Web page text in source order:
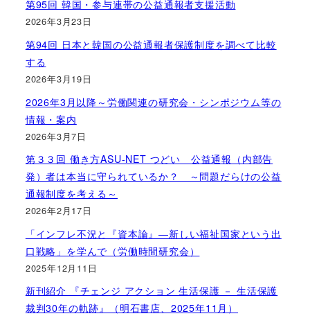
第95回 韓国・参与連帯の公益通報者支援活動
2026年3月23日
第94回 日本と韓国の公益通報者保護制度を調べて比較
する
2026年3月19日
2026年3月以降～労働関連の研究会・シンポジウム等の
情報・案内
2026年3月7日
第３３回 働き方ASU-NET つどい 公益通報（内部告
発）者は本当に守られているか？ ～問題だらけの公益
通報制度を考える～
2026年2月17日
「インフレ不況と『資本論』―新しい福祉国家という出
口戦略」を学んで（労働時間研究会）
2025年12月11日
新刊紹介 『チェンジ アクション 生活保護 － 生活保護
裁判30年の軌跡』（明石書店、2025年11月）